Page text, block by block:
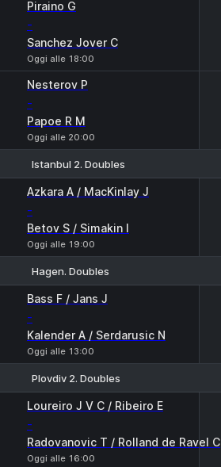
Piraino G
-
Sanchez Jover C
Oggi alle 18:00
Nesterov P
-
Papoe R M
Oggi alle 20:00
Istanbul 2. Doubles
Azkara A / MacKinlay J
-
Betov S / Simakin I
Oggi alle 19:00
Hagen. Doubles
Bass F / Jans J
-
Kalender A / Serdarusic N
Oggi alle 13:00
Plovdiv 2. Doubles
Loureiro J V C / Ribeiro E
-
Radovanovic T / Rolland de Ravel C
Oggi alle 16:00